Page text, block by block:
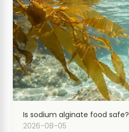
Is sodium alginate food safe?
2026-08-05